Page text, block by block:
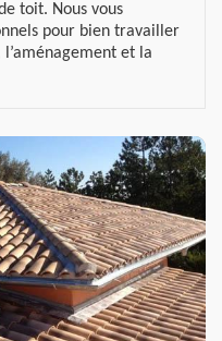
toit. Nous vous
pour bien travailler
et la